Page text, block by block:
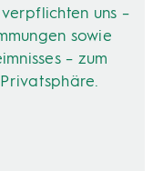
uns –
sowie
– zum